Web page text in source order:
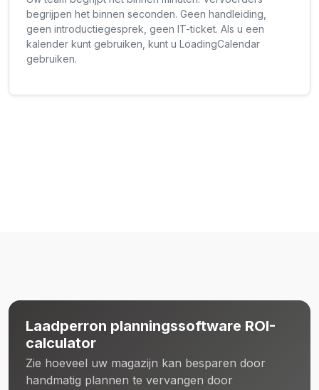
begrijpen het binnen seconden. Geen handleiding,
geen introductiegesprek, geen IT-ticket. Als u een
kalender kunt gebruiken, kunt u LoadingCalendar
gebruiken.
Laadperron planningssoftware ROI-
calculator
Zie hoeveel uw magazijn kan besparen door
handmatig plannen te vervangen door